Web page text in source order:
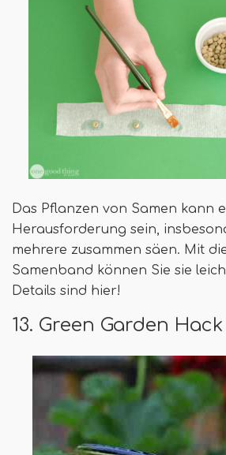
Das Pflanzen von Samen kann
Herausforderung sein,
mehrere zusammen säen. Mit
Samenband können Sie sie
Details sind hier!
13. Green Garden Hack